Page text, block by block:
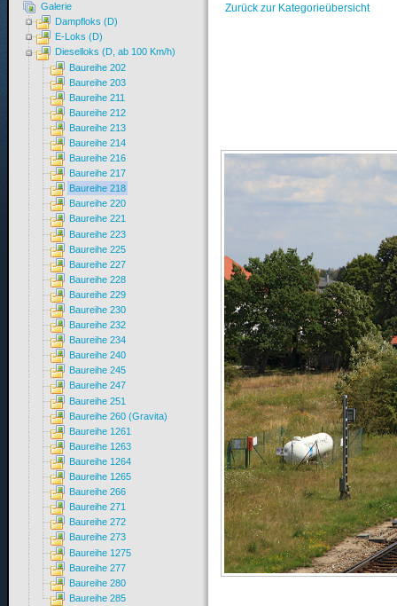
Zurück zur Kategorieübersicht
Galerie
Dampfloks (D)
E-Loks (D)
Dieselloks (D, ab 100 Km/h)
Baureihe 202
Baureihe 203
Baureihe 211
Baureihe 212
Baureihe 213
Baureihe 214
Baureihe 216
Baureihe 217
Baureihe 218
Baureihe 220
Baureihe 221
Baureihe 223
Baureihe 225
Baureihe 227
Baureihe 228
Baureihe 229
Baureihe 230
Baureihe 232
Baureihe 234
Baureihe 240
Baureihe 245
Baureihe 247
Baureihe 251
Baureihe 260 (Gravita)
Baureihe 1261
Baureihe 1263
Baureihe 1264
Baureihe 1265
Baureihe 266
Baureihe 271
Baureihe 272
Baureihe 273
Baureihe 1275
Baureihe 277
Baureihe 280
Baureihe 285